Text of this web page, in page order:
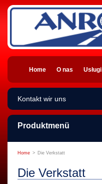
Home O nas Usługi
Kontakt wir uns
Produktmenü
Home > Die Verkstatt
Die Verkstatt